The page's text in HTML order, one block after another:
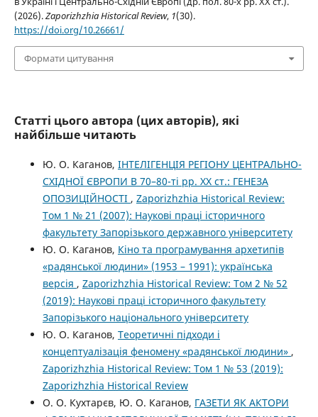
(2026).Zaporizhzhia Historical Review, 1(30).
https://doi.org/10.26661/
Формати цитування
Статті цього автора (цих авторів), які
найбільше читають
Ю. О. Каганов, ІНТЕЛІГЕНЦІЯ РЕГІОНУ ЦЕНТРАЛЬНО-
СХІДНОЇ ЄВРОПИ В 70–80-ті рр. XX ст.: ГЕНЕЗА
ОПОЗИЦІЙНОСТІ , Zaporizhzhia Historical Review:
Том 1 № 21 (2007): Наукові праці історичного
факультету Запорізького державного університету
Ю. О. Каганов, Кіно та програмування архетипів
«радянської людини» (1953 – 1991): українська
версія , Zaporizhzhia Historical Review: Том 2 № 52
(2019): Наукові праці історичного факультету
Запорізького національного університету
Ю. О. Каганов, Теоретичні підходи і
концептуалізація феномену «радянської людини» ,
Zaporizhzhia Historical Review: Том 1 № 53 (2019):
Zaporizhzhia Historical Review
О. О. Кухтарєв, Ю. О. Каганов, ГАЗЕТИ ЯК АКТОРИ